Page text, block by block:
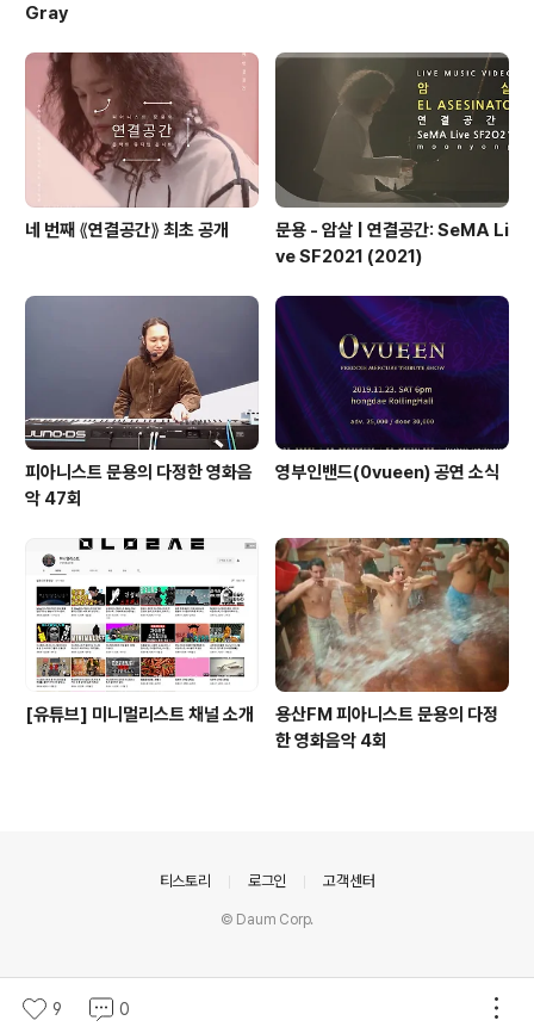
Gray
네 번째 ⟪연결공간⟫ 최초 공개
문용 - 암살 | 연결공간: SeMA Li
ve SF2021 (2021)
피아니스트 문용의 다정한 영화음
악 47회
영부인밴드(0vueen) 공연 소식
[유튜브] 미니멀리스트 채널 소개
용산FM 피아니스트 문용의 다정
한 영화음악 4회
9 0
티스토리 로그인 고객센터
© Daum Corp.